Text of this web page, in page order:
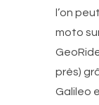
l’on
moto
près)
Galileo